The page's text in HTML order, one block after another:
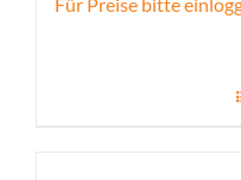
Für Preise bitte